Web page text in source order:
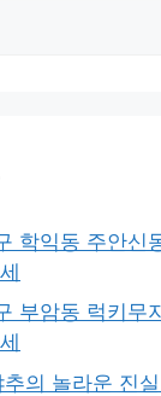
학익동 주안신
부암동 럭키무
의 놀라운 진